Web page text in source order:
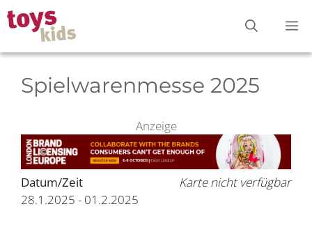
Zum
Inhalt
springen
Spielwarenmesse 2025
Anzeige
Karte nicht verfügbar
Datum/Zeit
28.1.2025 - 01.2.2025